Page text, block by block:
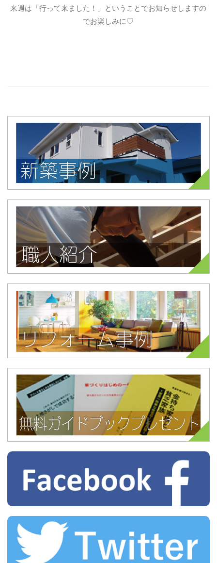
来週は「行って来ました！」ということでお知らせしますの
でお楽しみに♡